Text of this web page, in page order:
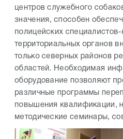
центров служебного
значения, способен
полицейских специалистов-
территориальных органов
только северных районов
областей. Необходимая
оборудование позволяют
различные программы
повышения квалификации,
методические семинары,